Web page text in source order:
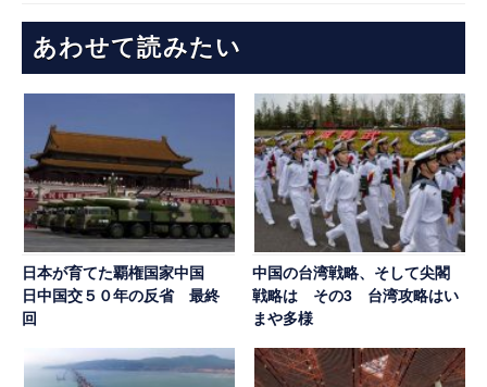
あわせて読みたい
日本が育てた覇権国家中国
日中国交５０年の反省 最終
回
中国の台湾戦略、そして尖閣
戦略は その3 台湾攻略はい
まや多様